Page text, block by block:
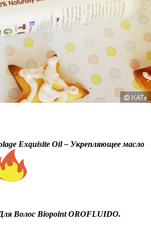
Exquisite Oil – Укрепляющее масло
Волос Biopoint OROFLUIDO.